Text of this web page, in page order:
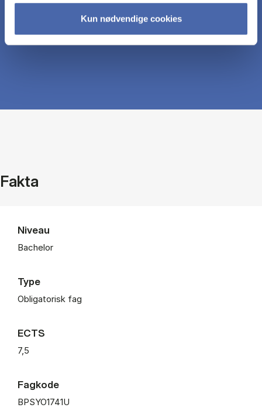
Kun nødvendige cookies
undersøgelsesdesign, teori og analyse indenfor
Fakta
Niveau
Bachelor
Type
Obligatorisk fag
ECTS
7,5
Fagkode
BPSYO1741U